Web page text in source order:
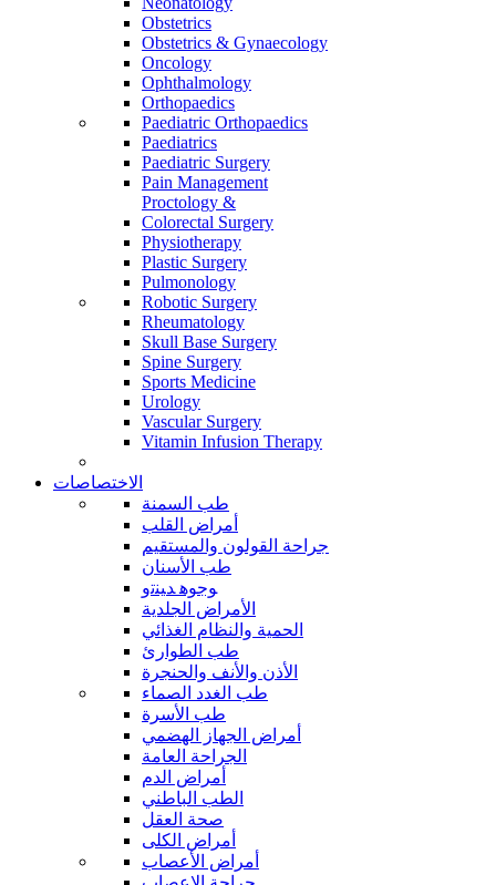
Obstetrics
Obstetrics & Gynaecology
Oncology
Ophthalmology
Orthopaedics
Paediatric Orthopaedics
Paediatrics
Paediatric Surgery
Pain Management
Proctology &
Colorectal Surgery
Physiotherapy
Plastic Surgery
Pulmonology
Robotic Surgery
Rheumatology
Skull Base Surgery
Spine Surgery
Sports Medicine
Urology
Vascular Surgery
Vitamin Infusion Therapy
الاختصاصات
طب السمنة
أمراض القلب
جراحة القولون والمستقيم
طب الأسنان
ﻮﺟﻮﻫ ﺪﻴﻨﺗﻭ
الأمراض الجلدية
الحمية والنظام الغذائي
طب الطوارئ
الأذن والأنف والحنجرة
طب الغدد الصماء
طب الأسرة
أمراض الجهاز الهضمي
الجراحة العامة
أمراض الدم
الطب الباطني
صحة العقل
أمراض الكلى
أمراض الأعصاب